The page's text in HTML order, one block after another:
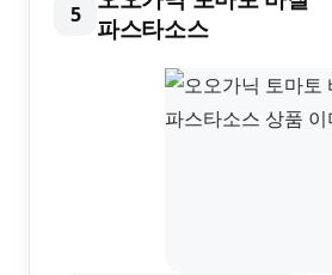
5
파스타소스